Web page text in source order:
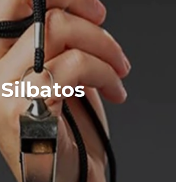
Silbatos